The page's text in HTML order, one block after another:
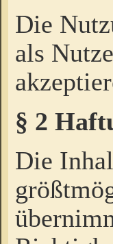
Die
als
§ 2
Die